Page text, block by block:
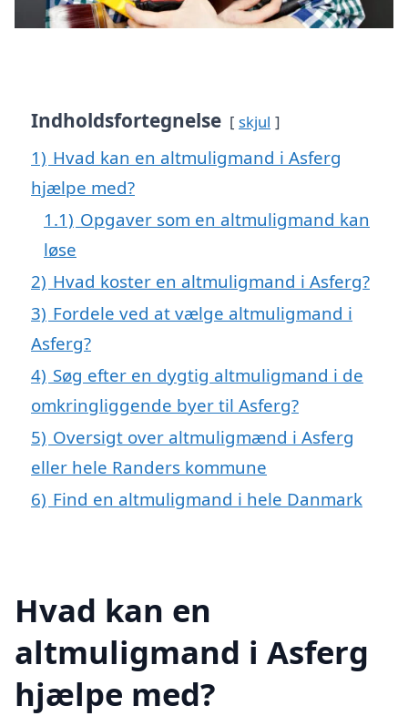
Indholdsfortegnelse skjul
1) Hvad kan en altmuligmand i Asferg
hjælpe med?
1.1) Opgaver som en altmuligmand kan
løse
2) Hvad koster en altmuligmand i Asferg?
3) Fordele ved at vælge altmuligmand i
Asferg?
4) Søg efter en dygtig altmuligmand i de
omkringliggende byer til Asferg?
5) Oversigt over altmuligmænd i Asferg
eller hele Randers kommune
6) Find en altmuligmand i hele Danmark
Hvad kan en
altmuligmand i Asferg
hjælpe med?